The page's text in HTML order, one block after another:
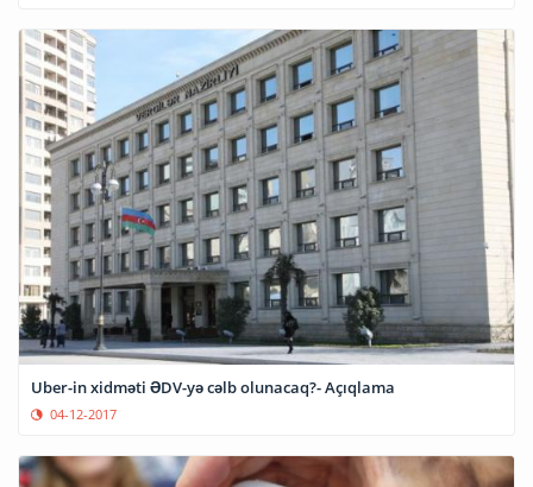
Uber-in xidməti ƏDV-yə cəlb olunacaq?- Açıqlama
04-12-2017